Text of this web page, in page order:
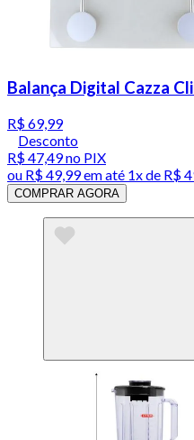
Balança Digital Cazza
R$ 69,99
Desconto
R$ 47,49no PIX
ou R$ 49,99em até 1x de R$
COMPRAR AGORA